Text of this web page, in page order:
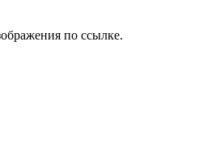
по ссылке.